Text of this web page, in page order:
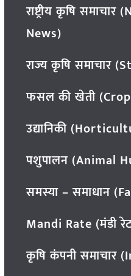
राष्ट्रीय कृषि
News)
राज्य कृषि समाचार
फसल की खेती
उद्यानिकी
पशुपालन (Animal
समस्या – समाधान
Mandi Rate (मंडी
कृषि कंपनी समाचार